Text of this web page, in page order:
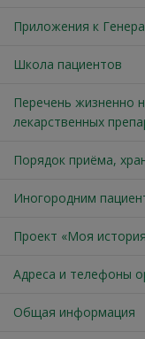
Приложения к
Школа пациентов
Перечень жизненно
лекарственных
Порядок приёма,
Иногородним
Проект «Моя
Адреса и телефоны
Общая информация